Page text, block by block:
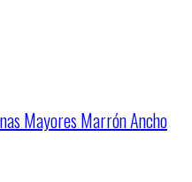
Mayores Marrón Ancho